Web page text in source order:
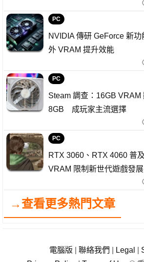
PC
NVIDIA 傳研 GeForce 新
外 VRAM 提升效能
PC
Steam 調查：16GB VRAM
8GB 成玩家主流選擇
PC
RTX 3060、RTX 4060 普
VRAM 限制新世代遊戲發展
→查看更多熱門文章
電腦版 聯絡我們 Legal